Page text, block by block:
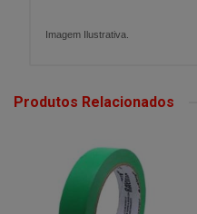
Imagem Ilustrativa.
Produtos Relacionados